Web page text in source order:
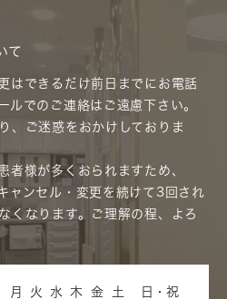
て
はできるだけ前日までにお電話
ルでのご連絡はご遠慮下さい。
、ご迷惑をおかけしておりま
者様が多くおられますため、
ャンセル・変更を続けて3回され
くなります。ご理解の程、よろ
月 火 水 木 金 土 日・祝